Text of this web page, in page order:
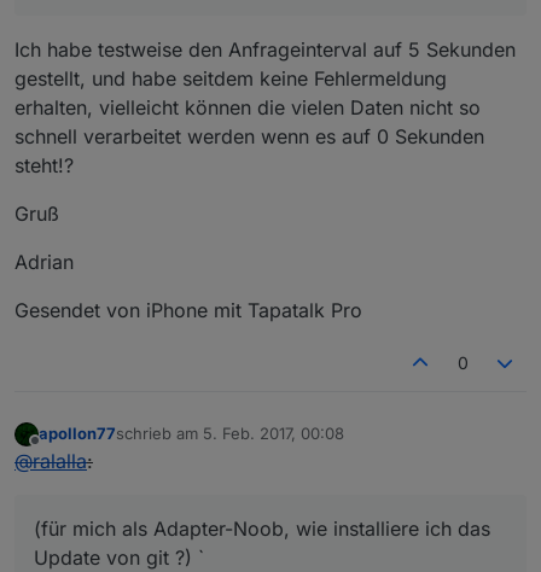
Ich habe testweise den Anfrageinterval auf 5 Sekunden
gestellt, und habe seitdem keine Fehlermeldung
erhalten, vielleicht können die vielen Daten nicht so
schnell verarbeitet werden wenn es auf 0 Sekunden
steht!?
Gruß
Adrian
Gesendet von iPhone mit Tapatalk Pro
0
Offline
apollon77schrieb am 5. Feb. 2017, 00:08
zuletzt editiert von
@ralalla:
(für mich als Adapter-Noob, wie installiere ich das
Update von git ?) `